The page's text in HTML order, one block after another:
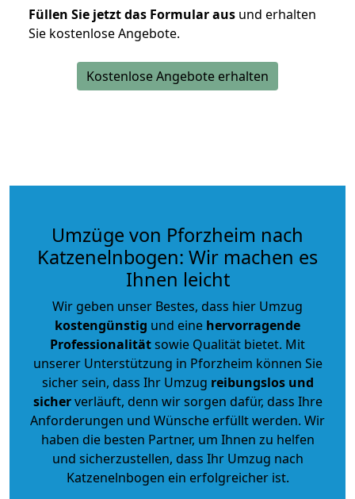
Füllen Sie jetzt das Formular aus und erhalten
Sie kostenlose Angebote.
Kostenlose Angebote erhalten
Umzüge von Pforzheim nach
Katzenelnbogen: Wir machen es
Ihnen leicht
Wir geben unser Bestes, dass hier Umzug
kostengünstig und eine hervorragende
Professionalitätsowie Qualität bietet. Mit
unserer Unterstützung in Pforzheim können Sie
sicher sein, dass Ihr Umzug reibungslos und
sicherverläuft, denn wir sorgen dafür, dass Ihre
Anforderungen und Wünsche erfüllt werden. Wir
haben die besten Partner, um Ihnen zu helfen
und sicherzustellen, dass Ihr Umzug nach
Katzenelnbogen ein erfolgreicher ist.